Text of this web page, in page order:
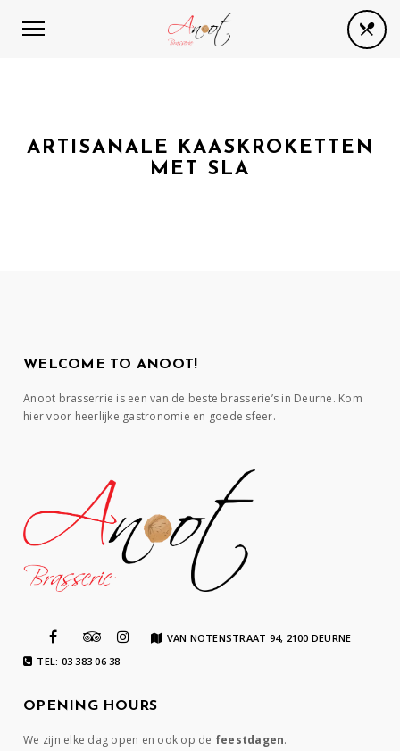
ARTISANALE KAASKROKETTEN
MET SLA
WELCOME TO ANOOT!
Anoot brasserrie is een van de beste brasserie’s in Deurne. Kom
hier voor heerlijke gastronomie en goede sfeer.
VAN NOTENSTRAAT 94, 2100 DEURNE
TEL: 03 383 06 38
OPENING HOURS
We zijn elke dag open en ook op de feestdagen.